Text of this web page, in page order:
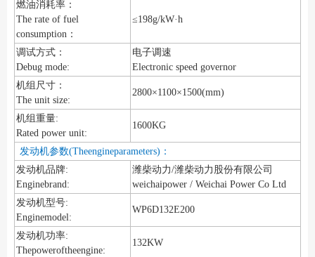
燃油消耗率：
The rate of fuel
consumption：
≤198g/kW·h
调试方式：
Debug mode:
电子调速
Electronic speed governor
机组尺寸：
The unit size:
2800×1100×1500(mm)
机组重量:
Rated power unit:
1600KG
发动机参数(Theengineparameters)：
发动机品牌:
Enginebrand:
潍柴动力/潍柴动力股份有限公司
weichaipower / Weichai Power Co Ltd
发动机型号:
Enginemodel:
WP6D132E200
发动机功率:
Thepoweroftheengine:
132KW